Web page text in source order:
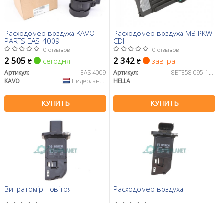
Расходомер воздуха KAVO
PARTS EAS-4009
0 отзывов
2 505 ₴ сегодня
Артикул:
EAS-4009
KAVO
Нидерланды
КУПИТЬ
Расходомер воздуха MB PKW
CDI
0 отзывов
2 342 ₴ завтра
Артикул:
8ET358 095-111
HELLA
КУПИТЬ
Витратомір повітря Расходомер воздуха